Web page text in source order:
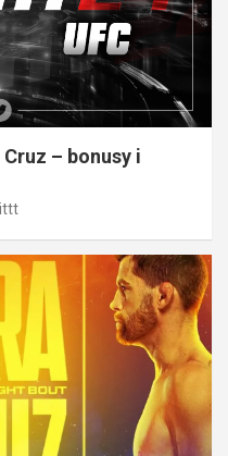
Cruz – bonusy i